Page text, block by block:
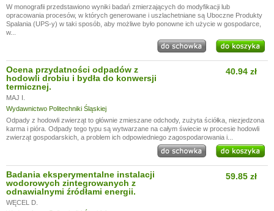
W monografii przedstawiono wyniki badań zmierzających do modyfikacji lub
opracowania procesów, w których generowane i uszlachetniane są Uboczne Produkty
Spalania (UPS-y) w taki sposób, aby możliwe było ponowne ich użycie w gospodarce,
w...
Ocena przydatności odpadów z
hodowli drobiu i bydła do konwersji
termicznej.
MAJ I.
Wydawnictwo Politechniki Śląskiej
40.94 zł
Odpady z hodowli zwierząt to głównie zmieszane odchody, zużyta ściółka, niezjedzona
karma i pióra. Odpady tego typu są wytwarzane na całym świecie w procesie hodowli
zwierząt gospodarskich, a problem ich odpowiedniego zagospodarowania i...
Badania eksperymentalne instalacji
wodorowych zintegrowanych z
odnawialnymi źródłami energii.
WĘCEL D.
59.85 zł